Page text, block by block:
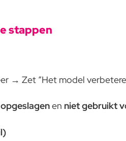
stappen
→ Zet “Het model
en niet gebruikt